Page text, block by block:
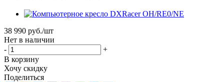
38 990 руб./шт
Нет в наличии
-
+
В корзину
Хочу скидку
Поделиться